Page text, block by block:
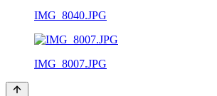
IMG_8040.JPG
IMG_8007.JPG